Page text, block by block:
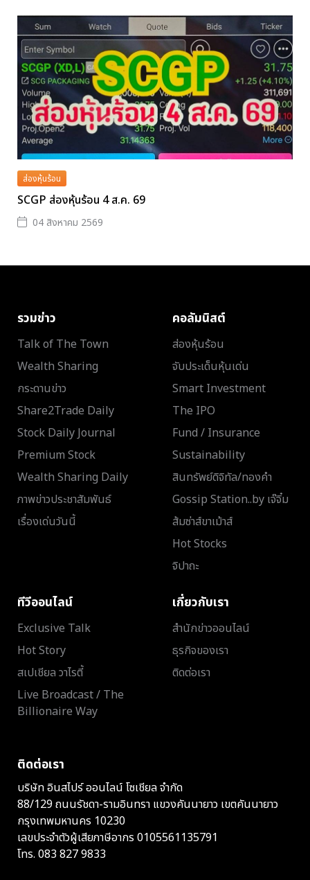
ส่องหุ้นร้อน
SCGP ส่องหุ้นร้อน 4 ส.ค. 69
04 สิงหาคม 2569
รวมข่าว
Talk of The Town
Wealth Sharing
กระดานข่าว
Share2Trade Daily
Stock Daily Journal
Premium Stock
Wealth Sharing Daily
ภาพข่าวประชาสัมพันธ์
เรื่องเด่นวันนี้
คอลัมนิสต์
ส่องหุ้นร้อน
จับประเด็นหุ้นเด่น
Smart Investment
The IPO
Fund / Insurance
Sustainability
สินทรัพย์ดิจิทัล/ทองคำ
Gossip Station..by เจ๊จิ๋ม
ส้มซ่าส์ขาเม้าส์
Hot Stocks
จิปาถะ
ทีวีออนไลน์
Exclusive Talk
Hot Story
สเปเชียล วาไรตี้
Live Broadcast / The
Billionaire Way
เกี่ยวกับเรา
สำนักข่าวออนไลน์
ธุรกิจของเรา
ติดต่อเรา
ติดต่อเรา
บริษัท อินสไปร์ ออนไลน์ โซเชียล จำกัด
88/129 ถนนรัชดา-รามอินทรา แขวงคันนายาว เขตคันนายาว
กรุงเทพมหานคร 10230
เลขประจำตัวผู้เสียภาษีอากร 0105561135791
โทร. 083 827 9833